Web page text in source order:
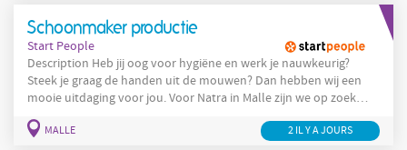
Schoonmaker productie
Start People
Description Heb jij oog voor hygiëne en werk je nauwkeurig?
Steek je graag de handen uit de mouwen? Dan hebben wij een
mooie uitdaging voor jou. Voor Natra in Malle zijn we op zoek
naar een
taken: Reinigen van de productiehallen, vloeren en wanden
MALLE 2 IL Y A JOURS